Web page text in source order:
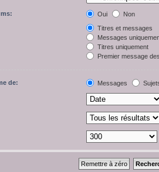
Oui
Non
Titres et messages
Messages
Titres uniquement
Premier message
de: Messages